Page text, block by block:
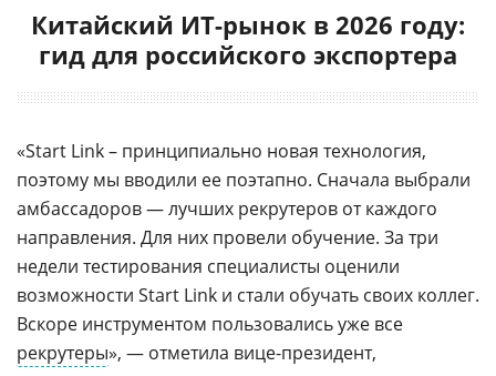
Китайский ИТ-рынок в 2026 году:
гид для российского экспортера
«Start Link – принципиально новая технология,
поэтому мы вводили ее поэтапно. Сначала выбрали
амбассадоров — лучших рекрутеров от каждого
направления. Для них провели обучение. За три
недели тестирования специалисты оценили
возможности Start Link и стали обучать своих коллег.
Вскоре инструментом пользовались уже все
рекрутеры», — отметила вице-президент,